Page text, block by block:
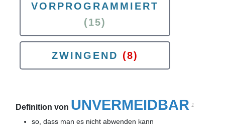
VORPROGRAMMIERT
(15)
ZWINGEND (8)
Definition von UNVERMEIDBAR 1
so, dass man es nicht abwenden kann